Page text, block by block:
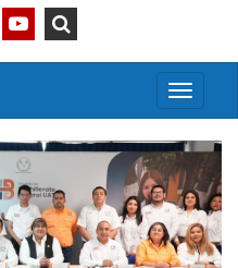
Activar/
menú